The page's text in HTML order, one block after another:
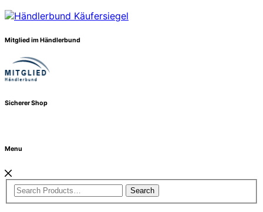
Mitglied im Händlerbund
Sicherer Shop
Menu
Search